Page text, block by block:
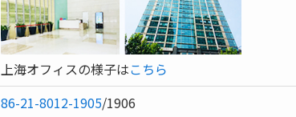
上海オフィスの様子はこちら
86-21-8012-1905/1906